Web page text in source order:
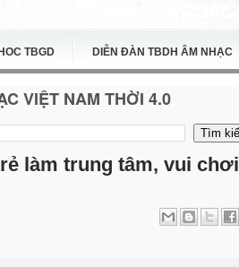
TBGD DIỄN ĐÀN TBDH ÂM NHẠC
VIỆT NAM THỜI 4.0
làm trung tâm, vui chơi